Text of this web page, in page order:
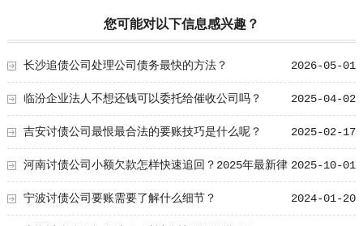
您可能对以下信息感兴趣？
2026-05-01
长沙追债公司处理公司债务最快的方法？
2025-04-02
临汾企业法人不想还钱可以委托给催收公司吗？
2025-02-17
吉安讨债公司最恨最合法的要账技巧是什么呢？
2025-10-01
河南讨债公司小额欠款怎样快速追回？2025年最新律
师式追讨方法、欠款协商技巧、合法债务解决途径 2024-01-20
宁波讨债公司要账需要了解什么细节？